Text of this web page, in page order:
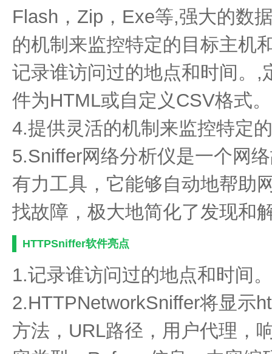
Flash，Zip，Exe等,强大的数
的机制来监控特定的目标主机
记录谁访问过的地点和时间。,
件为HTML或自定义CSV格式。
4.提供灵活的机制来监控特定
5.Sniffer网络分析仪是一个网
有力工具，它能够自动地帮助
找故障，极大地简化了发现和
HTTPSniffer软件亮点
1.记录谁访问过的地点和时间。
2.HTTPNetworkSniffer将显示
方法，URL路径，用户代理，